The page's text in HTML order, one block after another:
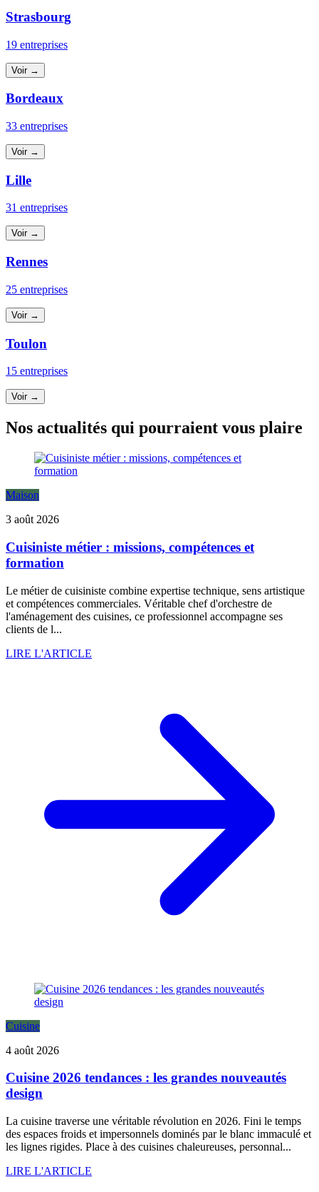
Strasbourg
19 entreprises
Voir →
Bordeaux
33 entreprises
Voir →
Lille
31 entreprises
Voir →
Rennes
25 entreprises
Voir →
Toulon
15 entreprises
Voir →
Nos actualités qui pourraient vous plaire
Maison
3 août 2026
Cuisiniste métier : missions, compétences et
formation
Le métier de cuisiniste combine expertise technique, sens artistique
et compétences commerciales. Véritable chef d'orchestre de
l'aménagement des cuisines, ce professionnel accompagne ses
clients de l...
LIRE L'ARTICLE
Cuisine
4 août 2026
Cuisine 2026 tendances : les grandes nouveautés
design
La cuisine traverse une véritable révolution en 2026. Fini le temps
des espaces froids et impersonnels dominés par le blanc immaculé et
les lignes rigides. Place à des cuisines chaleureuses, personnal...
LIRE L'ARTICLE